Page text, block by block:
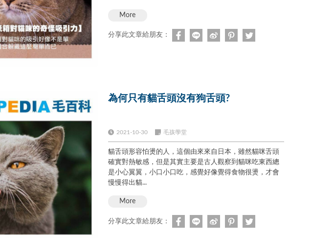
More
分享此文章給朋友：
為何只有貓舌頭沒有狗舌頭?
2021-10-30 毛孩學堂
貓舌頭形容怕燙的人，這個由來來自日本，雖然貓咪舌頭
確實對熱敏感，但是其實主要是古人觀察到貓咪吃東西總
是小心翼翼，小口小口吃，感覺好像覺得食物很燙，才會
慢慢得出貓...
More
分享此文章給朋友：